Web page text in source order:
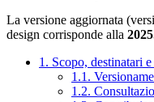
La versione aggiornata
design corrisponde alla
1. Scopo, destinatari
1.1.
1.2.